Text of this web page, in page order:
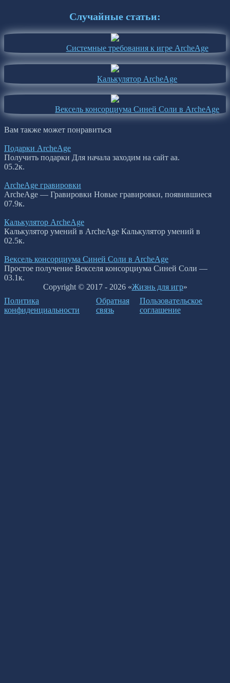
Случайные статьи:
Системные требования к игре ArcheAge
Калькулятор ArcheAge
Вексель консорциума Синей Соли в ArcheAge
Вам также может понравиться
Подарки ArcheAge
Получить подарки Для начала заходим на сайт aa.
05.2к.
ArcheAge гравировки
ArcheAge — Гравировки Новые гравировки, появившиеся
07.9к.
Калькулятор ArcheAge
Калькулятор умений в ArcheAge Калькулятор умений в
02.5к.
Вексель консорциума Синей Соли в ArcheAge
Простое получение Векселя консорциума Синей Соли —
03.1к.
Copyright © 2017 - 2026 «Жизнь для игр»
Политика
конфиденциальности
Обратная
связь
Пользовательское
соглашение